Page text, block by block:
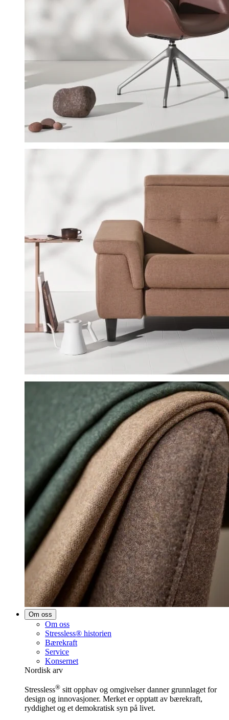
Om oss
Om oss
Stressless® historien
Bærekraft
Service
Konsernet
Nordisk arv
Stressless® sitt opphav og omgivelser danner grunnlaget for
design og innovasjoner. Merket er opptatt av bærekraft,
ryddighet og et demokratisk syn på livet.